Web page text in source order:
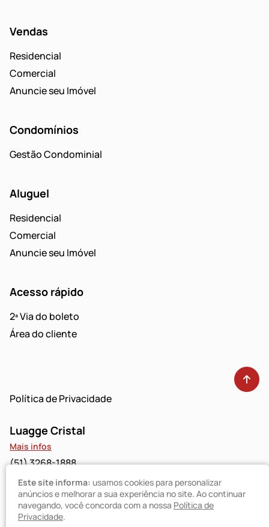
Vendas
Residencial
Comercial
Anuncie seu Imóvel
Condomínios
Gestão Condominial
Aluguel
Residencial
Comercial
Anuncie seu Imóvel
Acesso rápido
2ª Via do boleto
Área do cliente
Política de Privacidade
Luagge Cristal
Mais infos
(51) 3268-1888
Luagge Bravo
Mais infos
Este site informa: usamos cookies para personalizar
anúncios e melhorar a sua experiência no site. Ao continuar
navegando, você concorda com a nossa Política de
Privacidade.